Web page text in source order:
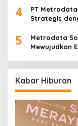
Eksperimen
4
PT
Strategis
5
Metrodata
Mewujudkan
Kabar Hiburan